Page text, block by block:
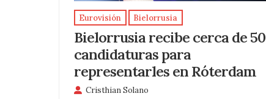
Eurovisión Bielorrusia
Bielorrusia recibe cerca de 50
candidaturas para
representarles en Róterdam
Cristhian Solano